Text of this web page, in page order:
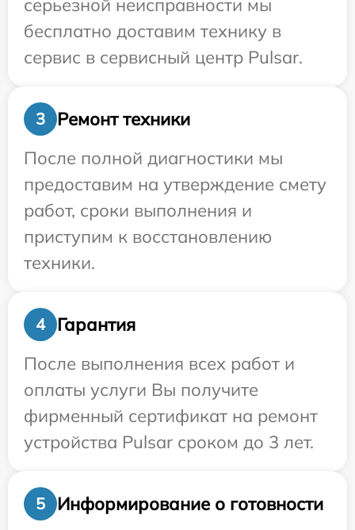
серьезной неисправности мы
бесплатно доставим технику в
сервис в сервисный центр Pulsar.
3
Ремонт техники
После полной диагностики мы
предоставим на утверждение смету
работ, сроки выполнения и
приступим к восстановлению
техники.
4
Гарантия
После выполнения всех работ и
оплаты услуги Вы получите
фирменный сертификат на ремонт
устройства Pulsar сроком до 3 лет.
5
Информирование о готовности